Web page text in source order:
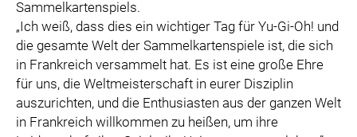
Sammelkartenspiels.
„Ich weiß, dass dies ein wichtiger Tag für Yu-Gi-Oh! und
die gesamte Welt der Sammelkartenspiele ist, die sich
in Frankreich versammelt hat. Es ist eine große Ehre
für uns, die Weltmeisterschaft in eurer Disziplin
auszurichten, und die Enthusiasten aus der ganzen Welt
in Frankreich willkommen zu heißen, um ihre